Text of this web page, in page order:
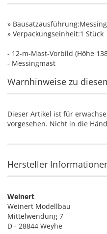
»
» Verpackungseinheit:1 Stück
- 12-m-Mast-Vorbild (Höhe
- Messingmast
Warnhinweise zu
Dieser Artikel ist für
vorgesehen. Nicht in die
Hersteller
Weinert
Weinert Modellbau
Mittelwendung 7
D - 28844 Weyhe